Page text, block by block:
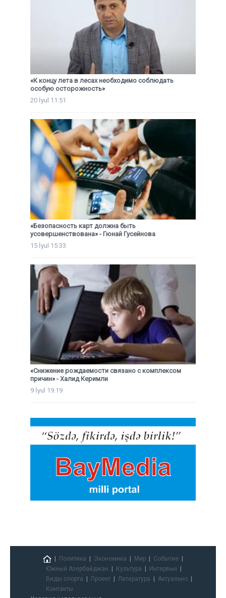
«К концу лета в лесах необходимо соблюдать
особую осторожность»
20 İyul 11:51
«Безопасность карт должна быть
усовершенствована» - Гюнай Гусейнова
15 İyul 15:33
«Снижение рождаемости связано с комплексом
причин» - Халид Керимли
9 İyul 19:19
Политика Экономика Мир
Событие
Южный Азербайджан
Культура
Интервью
Виды спорта
Проект Литература
Актуально
Контакты